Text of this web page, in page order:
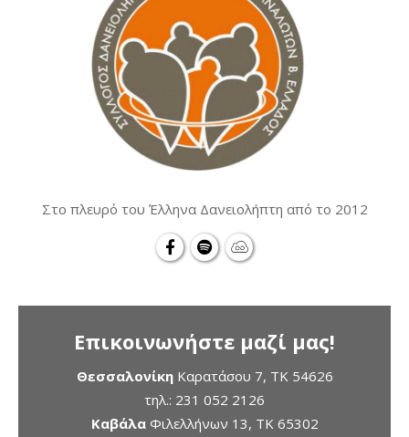
Στο πλευρό του Έλληνα Δανειολήπτη από το 2012
Επικοινωνήστε μαζί μας!
ΘεσσαλονίκηΚαρατάσου 7, TK 54626
τηλ.: 231 052 2126
ΚαβάλαΦιλελλήνων 13, ΤΚ 65302